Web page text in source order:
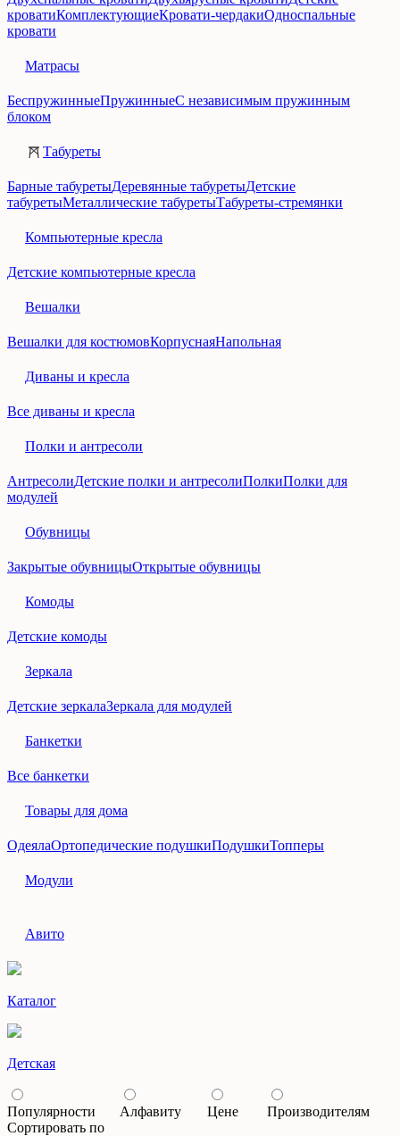
кроватиКомплектующиеКровати-чердакиОдноспальные
кровати
Матрасы
БеспружинныеПружинныеС независимым пружинным
блоком
Табуреты
Барные табуретыДеревянные табуретыДетские
табуретыМеталлические табуретыТабуреты-стремянки
Компьютерные кресла
Детские компьютерные кресла
Вешалки
Вешалки для костюмовКорпуснаяНапольная
Диваны и кресла
Все диваны и кресла
Полки и антресоли
АнтресолиДетские полки и антресолиПолкиПолки для
модулей
Обувницы
Закрытые обувницыОткрытые обувницы
Комоды
Детские комоды
Зеркала
Детские зеркалаЗеркала для модулей
Банкетки
Все банкетки
Товары для дома
ОдеялаОртопедические подушкиПодушкиТопперы
Модули
Авито
Каталог
Детская
Популярности Алфавиту Цене
Производителям
Сортировать по